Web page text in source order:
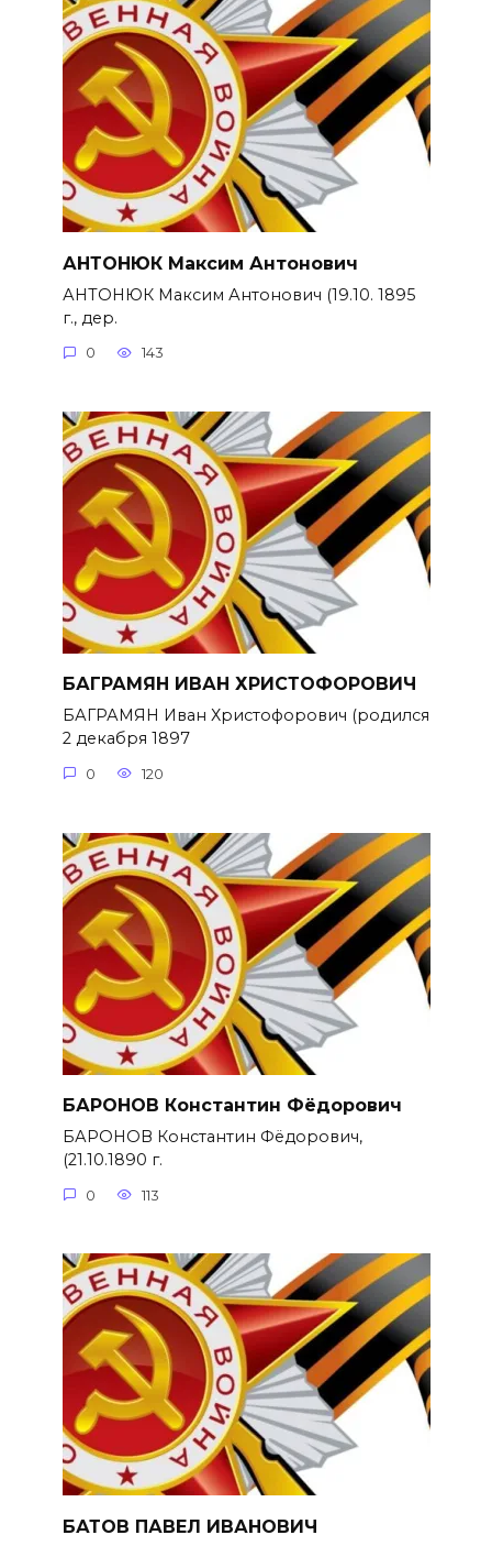
АНТОНЮК Максим Антонович
АНТОНЮК Максим Антонович (19.10. 1895
г., дер.
0 143
БАГРАМЯН ИВАН ХРИСТОФОРОВИЧ
БАГРАМЯН Иван Христофорович (родился
2 декабря 1897
0 120
БАРОНОВ Константин Фёдорович
БАРОНОВ Константин Фёдорович,
(21.10.1890 г.
0 113
БАТОВ ПАВЕЛ ИВАНОВИЧ